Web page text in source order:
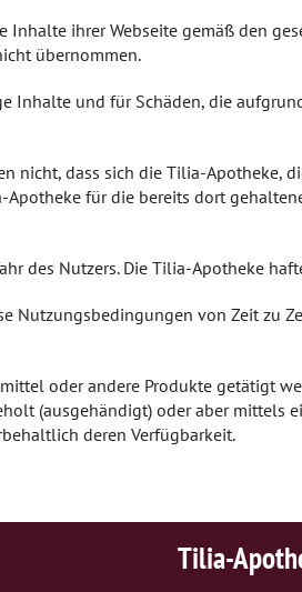
ihrer Webseite gemäß den
übernommen.
Inhalte und für Schäden, die
nicht, dass sich die Tilia-
für die bereits dort
des Nutzers. Die Tilia-Apotheke
Nutzungsbedingungen von Zeit
oder andere Produkte getätigt
(ausgehändigt) oder aber mittels
deren Verfügbarkeit.
Tilia-